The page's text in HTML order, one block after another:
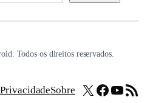
Todos os direitos reservados.
Sobre X Facebook
Youtube
Feed RSS